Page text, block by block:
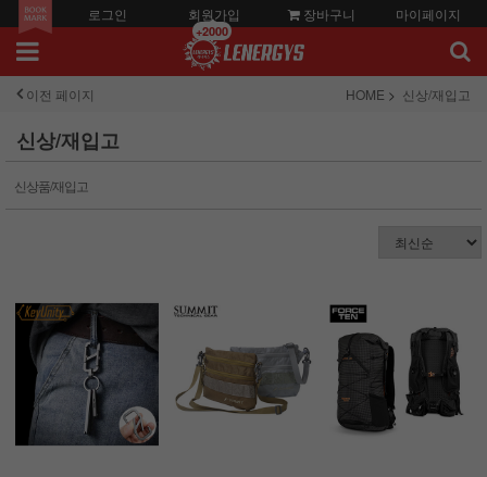
로그인 회원가입
+2000
장바구니 마이페이지
이전 페이지 HOME 신상/재입고
신상/재입고
신상품/재입고